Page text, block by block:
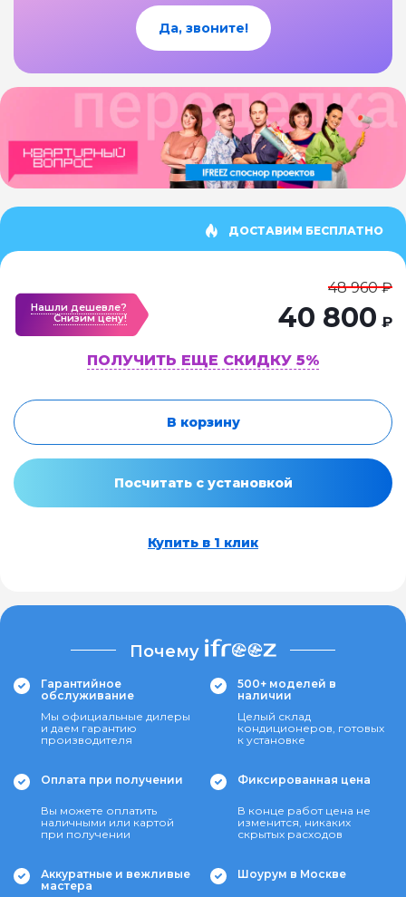
Да, звоните!
ДОСТАВИМ БЕСПЛАТНО
Нашли дешевле?
Cнизим цену!
48 960 ₽
40 800 ₽
ПОЛУЧИТЬ ЕЩЕ СКИДКУ 5%
В корзину
Посчитать с установкой
Купить в 1 клик
Почему
Гарантийное
обслуживание
Мы официальные дилеры
и даем гарантию
производителя
500+ моделей в
наличии
Целый склад
кондиционеров, готовых
к установке
Оплата при получении
Вы можете оплатить
наличными или картой
при получении
Фиксированная цена
В конце работ цена не
изменится, никаких
скрытых расходов
Аккуратные и вежливые
мастера
Шоурум в Москве